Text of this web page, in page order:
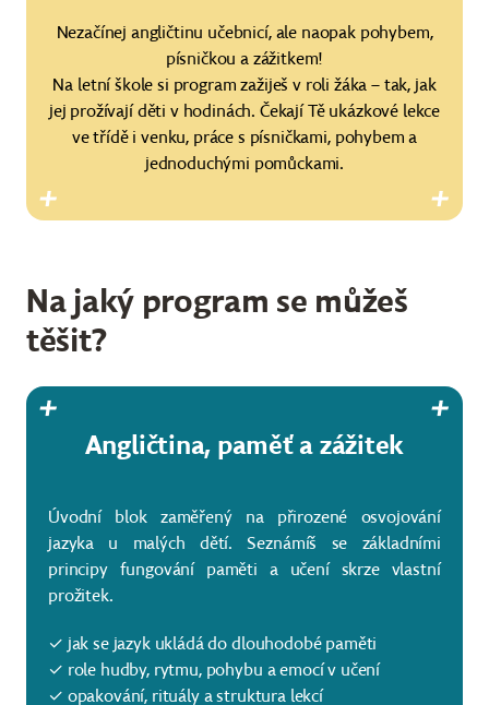
Nezačínej angličtinu učebnicí, ale naopak pohybem,
písničkou a zážitkem!
Na letní škole si program zažiješ v roli žáka – tak, jak
jej prožívají děti v hodinách. Čekají Tě ukázkové lekce
ve třídě i venku, práce s písničkami, pohybem a
jednoduchými pomůckami.
Na jaký program se můžeš
těšit?
Angličtina, paměť a zážitek
Úvodní blok zaměřený na přirozené osvojování
jazyka u malých dětí. Seznámíš se základními
principy fungování paměti a učení skrze vlastní
prožitek.
✓ jak se jazyk ukládá do dlouhodobé paměti
✓ role hudby, rytmu, pohybu a emocí v učení
✓ opakování, rituály a struktura lekcí